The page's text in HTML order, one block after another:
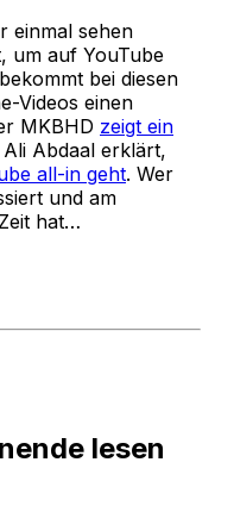
einmal sehen
um auf YouTube
bei diesen
Videos einen
MKBHD zeigt ein
Ali Abdaal erklärt,
all-in geht. Wer
und am
hat…
lesen